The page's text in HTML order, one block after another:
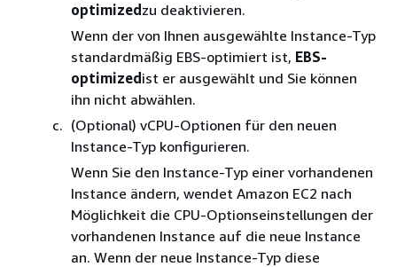
optimized zu deaktivieren.
Wenn der von Ihnen ausgewählte Instance-Typ
standardmäßig EBS-optimiert ist, EBS-
optimized ist er ausgewählt und Sie können
ihn nicht abwählen.
(Optional) vCPU-Optionen für den neuen
Instance-Typ konfigurieren.
Wenn Sie den Instance-Typ einer vorhandenen
Instance ändern, wendet Amazon EC2 nach
Möglichkeit die CPU-Optionseinstellungen der
vorhandenen Instance auf die neue Instance
an. Wenn der neue Instance-Typ diese